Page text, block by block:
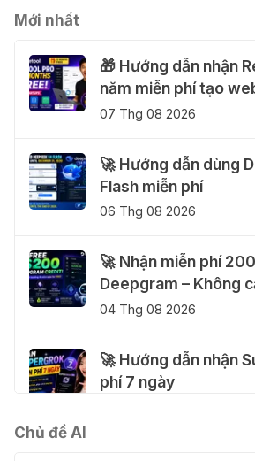
Mới nhất
🎁 Hướng dẫn nhận
năm miễn phí tạo
07 Thg 08 2026
🚀 Hướng dẫn dùng
Flash miễn phí
06 Thg 08 2026
🚀 Nhận miễn phí
Deepgram – Không
04 Thg 08 2026
🚀 Hướng dẫn nhận
phí 7 ngày
Chủ đề AI